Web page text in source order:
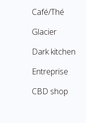
Café/Thé
Glacier
Dark kitchen
Entreprise
CBD shop